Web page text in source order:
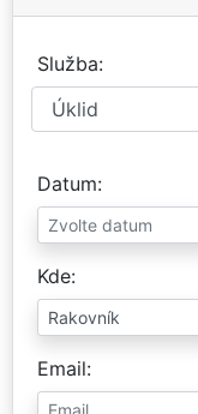
Služba
Datum
Kde
Email